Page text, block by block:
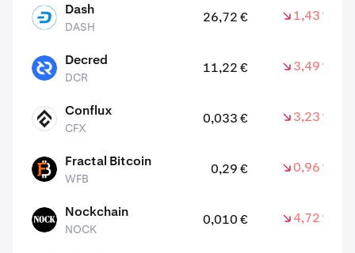
DASH Dash
DASH
26,72 € 1,43 %
DCR Decred
DCR
11,22 € 3,49 %
CFX Conflux
CFX
0,033 € 3,23 %
WFB Fractal Bitcoin
WFB
0,29 € 0,96 %
NOCK Nockchain
NOCK
0,010 € 4,72 %